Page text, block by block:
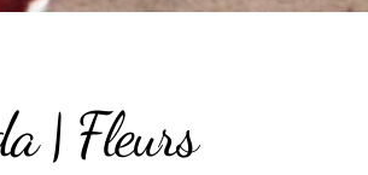
| Fleurs